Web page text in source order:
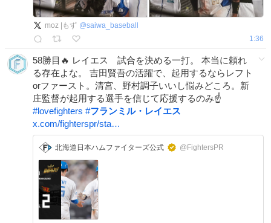
moz |もず @saiwa_baseball
1:36
58勝目🔥 レイエス 試合を決める一打。 本当に頼れ
る存在よな。 吉田賢吾の活躍で、起用するならレフト
orファースト。清宮、野村調子いいし悩みどころ。新
庄監督が起用する選手を信じて応援するのみ☝️
#lovefighters #フランミル・レイエス
x.com/fighterspr/sta…
北海道日本ハムファイターズ公式 @FightersPR